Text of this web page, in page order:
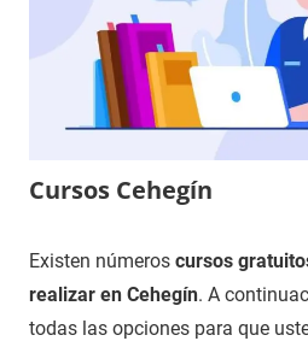
Cursos Cehegín
18
de
noviembre
Maria
Cursos
en
Murcia
Existen números cursos
realizar en Cehegín. A
todas las opciones para que